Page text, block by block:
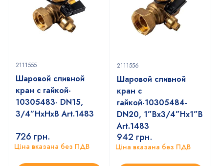
2111555
Шаровой сливной
кран с гайкой-
10305483- DN15,
3/4”НхНхВ Art.1483
726 грн.
Ціна вказана без ПДВ
2111556
Шаровой сливной
кран с
гайкой-10305484-
DN20, 1”Вх3/4”Нх1”В
Art.1483
942 грн.
Ціна вказана без ПДВ